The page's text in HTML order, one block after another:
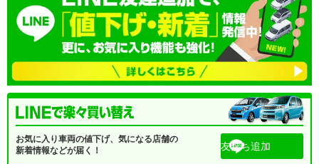
お気に入り車両の値下げ、気になる店舗の
新着情報などが届く！
友だち追加